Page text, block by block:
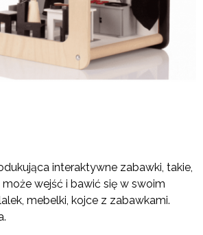
interaktywne zabawki, takie,
wejść i bawić się w swoim
mebelki, kojce z zabawkami.